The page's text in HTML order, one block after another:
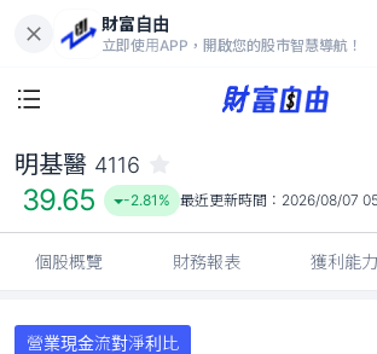
財富自由
立即使用APP，開啟您的股市智慧導航！
39.65
-2.81%
明基醫 4116
39.65 -2.81% 最近更新時間： 2026/08/07
個股概覽 財務報表 獲利能力
營業現金流對淨利比